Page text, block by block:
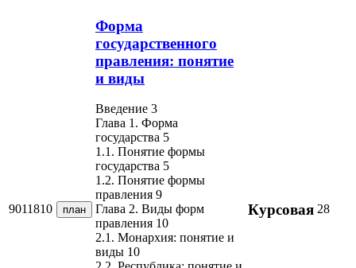
9011810 план
Форма
государственного
правления: понятие
и виды
Введение 3
Глава 1. Форма
государства 5
1.1. Понятие формы
государства 5
1.2. Понятие формы
правления 9
Глава 2. Виды форм
правления 10
2.1. Монархия: понятие и
виды 10
Курсовая 28